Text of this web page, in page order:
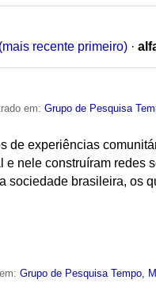
recente primeiro) ·
em:Grupo de Pesquisa
de experiências
e nele construíram redes
sociedade brasileira, os
Grupo de Pesquisa Tempo,